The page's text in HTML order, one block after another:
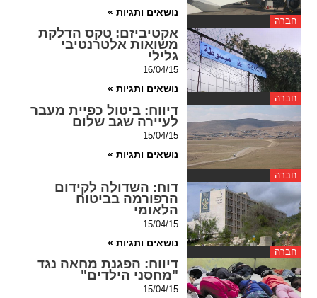
cached
איפוס
כל
ההגדרות
flag
השארת
משוב
חברה
נושאים ותגיות »
חברה
אקטיביזם : טקס הדלקת
משואות אלטרנטיבי
גלילי
16/04/15
נושאים ותגיות »
חברה
דיווח : ביטול כפיית מעבר
לעיירה שגב שלום
15/04/15
נושאים ותגיות »
חברה
דוח : השדולה לקידום
הרפורמה בביטוח
הלאומי
15/04/15
נושאים ותגיות »
דיווח : הפגנת מחאה נגד
"מחסני הילדים"
15/04/15